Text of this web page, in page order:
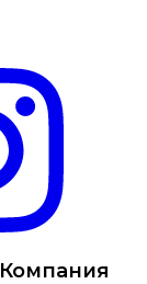
Компания